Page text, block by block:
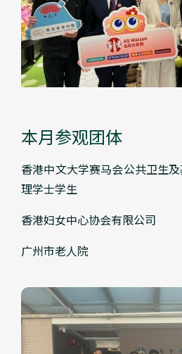
本月参观团体
香港中文大学赛马会公共卫生
理学士学生
香港妇女中心协会有限公司
广州市老人院